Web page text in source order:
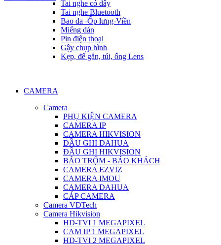
Tai nghe có dây
Tai nghe Bluetooth
Bao da -Ốp lưng-Viền
Miếng dán
Pin điện thoại
Gậy chụp hình
Kẹp, đế gắn, túi, ống Lens
CAMERA
Camera
PHỤ KIỆN CAMERA
CAMERA IP
CAMERA HIKVISION
ĐẦU GHI DAHUA
ĐẦU GHI HIKVISION
BÁO TRỘM - BÁO KHÁCH
CAMERA EZVIZ
CAMERA IMOU
CAMERA DAHUA
CÁP CAMERA
Camera VDTech
Camera Hikvision
HD-TVI 1 MEGAPIXEL
CAM IP 1 MEGAPIXEL
HD-TVI 2 MEGAPIXEL